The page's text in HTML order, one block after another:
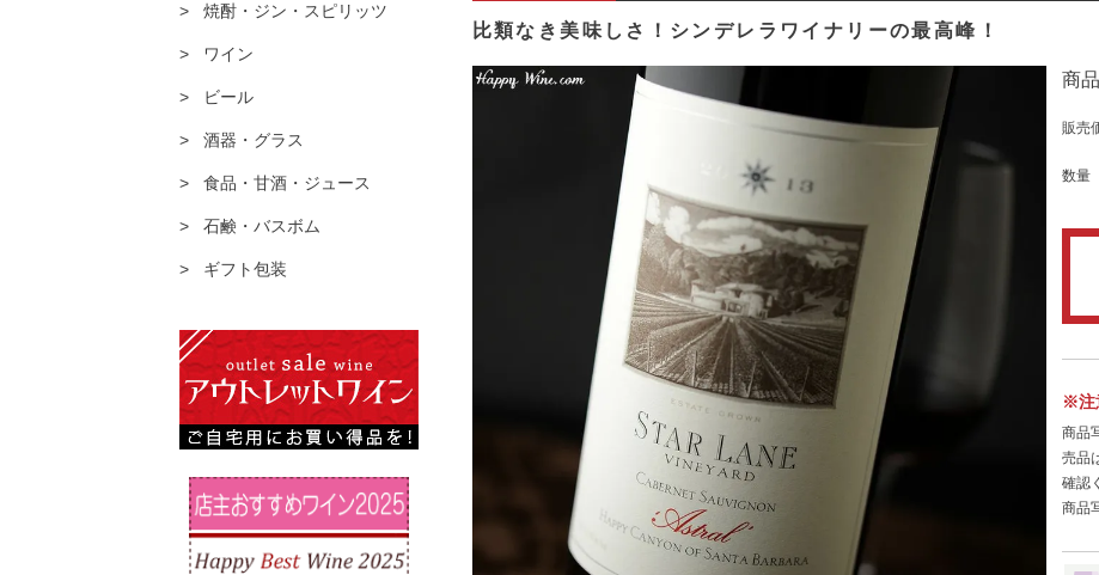
焼酎・ジン・スピリッツ
ワイン
ビール
酒器・グラス
食品・甘酒・ジュース
石鹸・バスボム
ギフト包装
比類なき美味しさ！シンデレラワイナリーの最高峰！
商
販売
※注
商品
売品
確認
商品